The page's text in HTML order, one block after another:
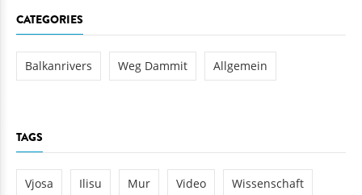
CATEGORIES
Balkanrivers Weg Dammit Allgemein
TAGS
Vjosa Ilisu Mur Video Wissenschaft